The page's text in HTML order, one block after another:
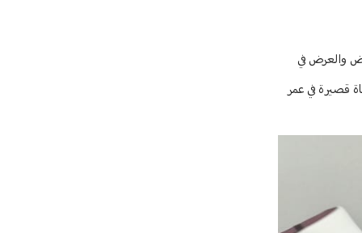
والعرض في
قصيرة في عمر